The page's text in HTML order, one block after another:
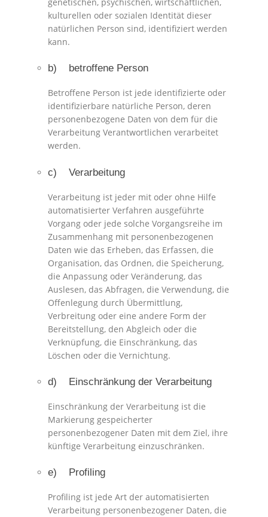
kulturellen oder sozialen Identität dieser
natürlichen Person sind, identifiziert werden
kann.
b) betroffene Person
Betroffene Person ist jede identifizierte oder
identifizierbare natürliche Person, deren
personenbezogene Daten von dem für die
Verarbeitung Verantwortlichen verarbeitet
werden.
c) Verarbeitung
Verarbeitung ist jeder mit oder ohne Hilfe
automatisierter Verfahren ausgeführte
Vorgang oder jede solche Vorgangsreihe im
Zusammenhang mit personenbezogenen
Daten wie das Erheben, das Erfassen, die
Organisation, das Ordnen, die Speicherung,
die Anpassung oder Veränderung, das
Auslesen, das Abfragen, die Verwendung, die
Offenlegung durch Übermittlung,
Verbreitung oder eine andere Form der
Bereitstellung, den Abgleich oder die
Verknüpfung, die Einschränkung, das
Löschen oder die Vernichtung.
d) Einschränkung der Verarbeitung
Einschränkung der Verarbeitung ist die
Markierung gespeicherter
personenbezogener Daten mit dem Ziel, ihre
künftige Verarbeitung einzuschränken.
e) Profiling
Profiling ist jede Art der automatisierten
Verarbeitung personenbezogener Daten, die